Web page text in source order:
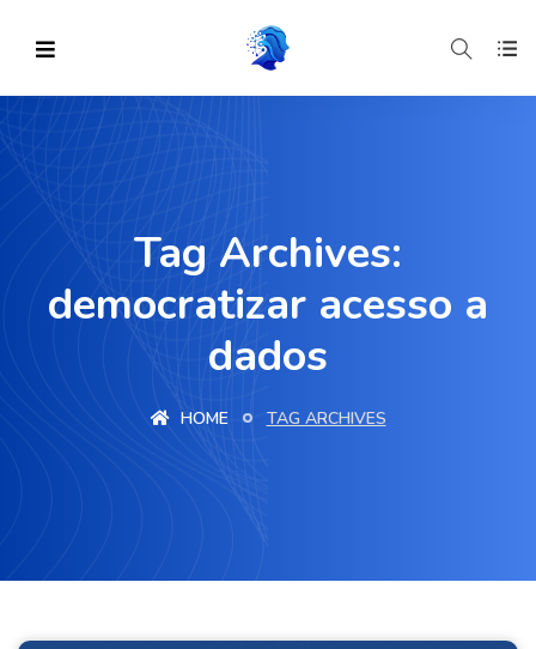
Tag Archives:
democratizar acesso a
dados
HOME TAG ARCHIVES